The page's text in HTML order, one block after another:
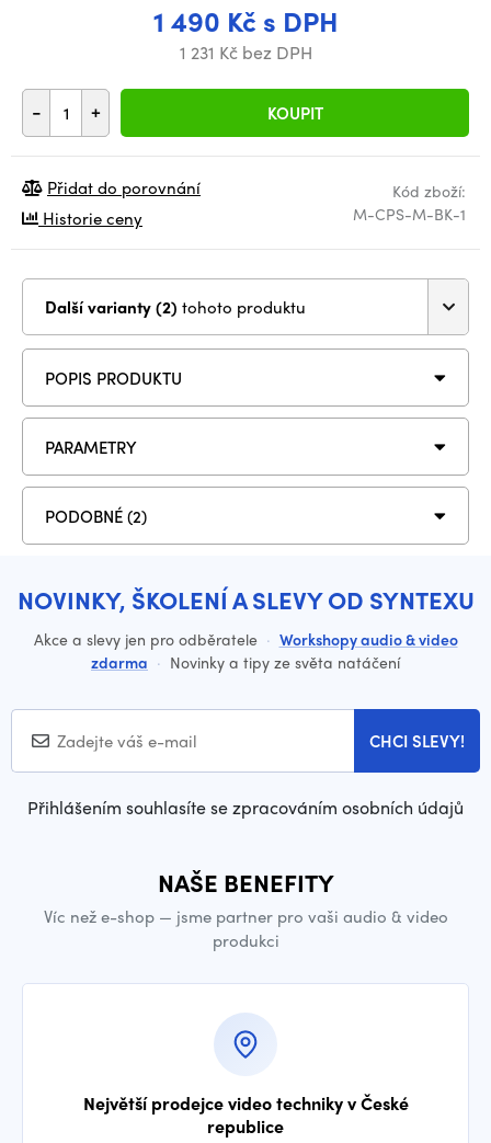
1 490 Kč s DPH
1 231 Kč bez DPH
- + KOUPIT
Kód zboží:
M-CPS-M-BK-1
Přidat do porovnání
Historie ceny
Další varianty (2) tohoto produktu
POPIS PRODUKTU
PARAMETRY
PODOBNÉ (2)
NOVINKY, ŠKOLENÍ A SLEVY OD SYNTEXU
Akce a slevy jen pro odběratele · Workshopy audio & video
zdarma · Novinky a tipy ze světa natáčení
CHCI SLEVY!
Přihlášením souhlasíte se zpracováním osobních údajů
NAŠE BENEFITY
Víc než e-shop — jsme partner pro vaši audio & video
produkci
Největší prodejce video techniky v České
republice